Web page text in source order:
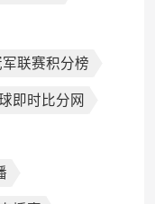
军联赛积分榜
即时比分网